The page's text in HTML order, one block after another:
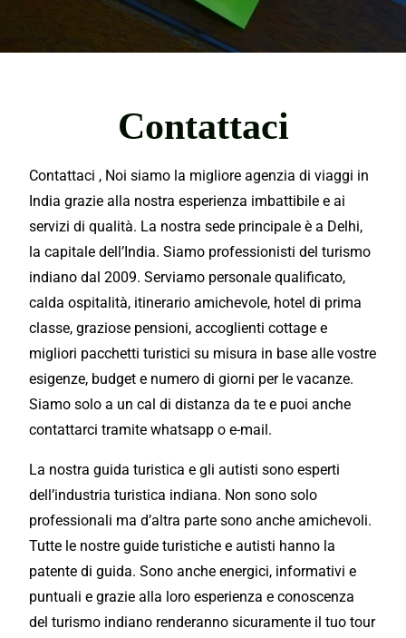
Contattaci
Contattaci , Noisiamo la migliore agenzia di viaggi in
India grazie alla nostra esperienza imbattibile e ai
servizi di qualità. La nostra sede principale è a Delhi,
la capitale dell’India. Siamo professionistidelturismo
indiano dal 2009. Serviamo personale qualificato,
calda ospitalità, itinerario amichevole, hotel di prima
classe, graziose pensioni, accoglienti cottage e
migliori pacchetti turistici su misura in base alle vostre
esigenze, budget e numero di giorni per le vacanze.
Siamo solo a un cal di distanza da te e puoi anche
contattarci tramite whatsapp o e-mail.
La nostra guida turistica e gli autisti sono esperti
dell’industria turistica indiana. Non sono solo
professionali ma d’altra parte sono anche amichevoli.
Tutte le nostre guide turistiche e autisti hanno la
patente di guida. Sono anche energici, informativi e
puntuali e grazie alla loro esperienza e conoscenza
del turismo indiano renderanno sicuramente il tuo tour